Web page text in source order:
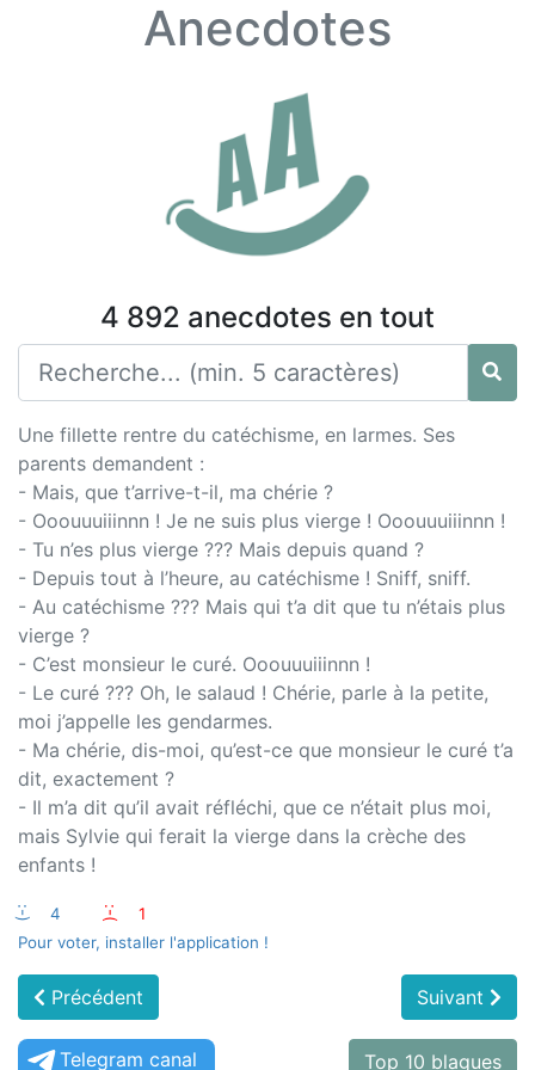
Anecdotes
4 892 anecdotes en tout
Une fillette rentre du catéchisme, en larmes. Ses
parents demandent :
- Mais, que t’arrive-t-il, ma chérie ?
- Ooouuuiiinnn ! Je ne suis plus vierge ! Ooouuuiiinnn !
- Tu n’es plus vierge ??? Mais depuis quand ?
- Depuis tout à l’heure, au catéchisme ! Sniff, sniff.
- Au catéchisme ??? Mais qui t’a dit que tu n’étais plus
vierge ?
- C’est monsieur le curé. Ooouuuiiinnn !
- Le curé ??? Oh, le salaud ! Chérie, parle à la petite,
moi j’appelle les gendarmes.
- Ma chérie, dis-moi, qu’est-ce que monsieur le curé t’a
dit, exactement ?
- Il m’a dit qu’il avait réfléchi, que ce n’était plus moi,
mais Sylvie qui ferait la vierge dans la crèche des
enfants !
:-) 4 :-(
1
Pour voter, installer l'application !
Précédent Suivant
Telegram canal Top 10 blagues